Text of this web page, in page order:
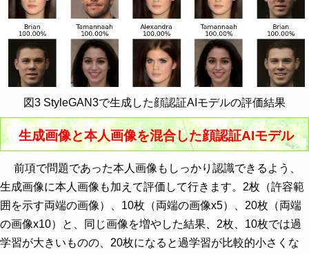
図3 StyleGAN3で生成した顔認証AIモデルの評価結果
生成画像と本人画像を混合した顔認証AIモデル
前項で問題であった本人画像もしっかり認識できるよう、
生成画像に本人画像も加えて評価して行きます。2枚（許容範
囲を示す両端の画像）、10枚（両端の画像x5）、20枚（両端
の画像x10）と、同じ画像を増やした結果、2枚、10枚では過
学習が大きいものの、20枚になると過学習が比較的小さくな